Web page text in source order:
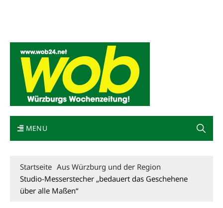
MENU
Startseite Aus Würzburg und der Region
Studio-Messerstecher „bedauert das Geschehene
über alle Maßen“